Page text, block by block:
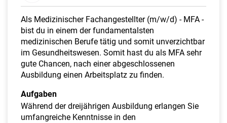
Als Medizinischer Fachangestellter (m/w/d) - MFA -
bist du in einem der fundamentalsten
medizinischen Berufe tätig und somit unverzichtbar
im Gesundheitswesen. Somit hast du als MFA sehr
gute Chancen, nach einer abgeschlossenen
Ausbildung einen Arbeitsplatz zu finden.
Aufgaben
Während der dreijährigen Ausbildung erlangen Sie
umfangreiche Kenntnisse in den